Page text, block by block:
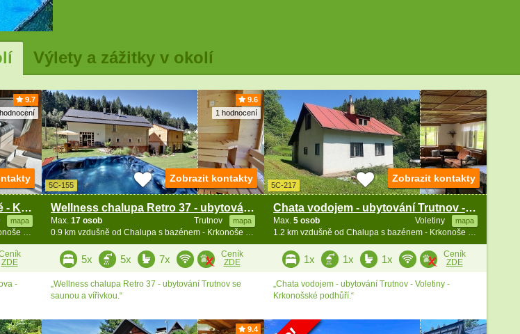
Výlety a zážitky v okolí
9.7
Apartmány bazén, vířivka a hřiště - Krkonoše
mapa
0.6 km vzdušně od Chalupa s bazénem - Krkonoše a Broumovsko
ZDE
-
9.6
1 hodnocení
5C-155
Wellness chalupa Retro 37 - ubytování Trutnov
Trutnov mapa
Max. 17 osob
0.9 km vzdušně od Chalupa s bazénem - Krkonoše a Broumovsko
Zobrazit kontakty
5x 5x 7x
Ceník
ZDE
„Wellness chalupa Retro 37 - ubytování Trutnov se
saunou a vířivkou.“
5C-217
Chata vodojem - ubytování Trutnov - Voletiny
Voletiny mapa
Max. 5 osob
1.2 km vzdušně od Chalupa s bazénem - Krkonoše a Broumovsko
Zobrazit kontakty
1x 1x 1x
Ceník
ZDE
„Chata vodojem - ubytování Trutnov - Voletiny -
Krkonošské podhůří.“
9.4